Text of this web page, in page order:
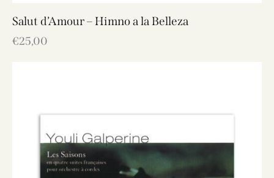
Salut d’Amour – Himno a la Belleza
€25,00